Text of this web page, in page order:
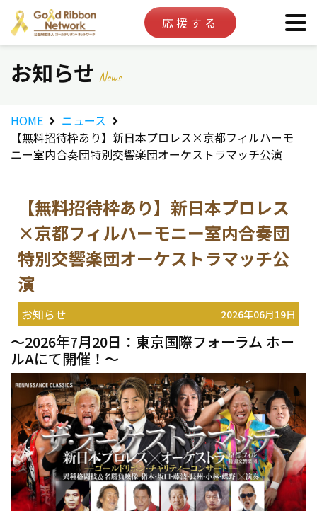
応援する
お知らせ News
HOME
ニュース
【無料招待枠あり】新日本プロレス×京都フィルハーモ
ニー室内合奏団特別交響楽団オーケストラマッチ公演
【無料招待枠あり】新日本プロレス
×京都フィルハーモニー室内合奏団
特別交響楽団オーケストラマッチ公
演
お知らせ 2026年06月19日
～2026年7月20日：東京国際フォーラム ホー
ルAにて開催！～